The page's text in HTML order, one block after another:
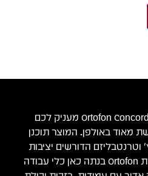
ראש פטיפון Ortofon Concorde MKII Scratch מעניק לכם
מאוד באולפן. המוצר תוכנן
הדורשים יציבות
מקסימלית בכל תנועה. חברת Ortofon בנתה כאן כלי עבודה